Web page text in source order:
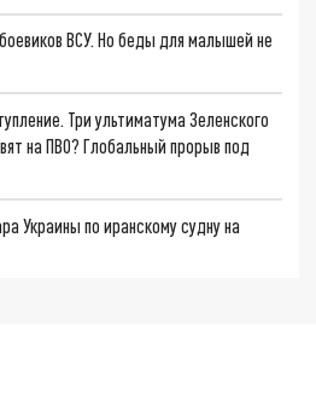
ВСУ. Но беды для малышей не
Три ультиматума Зеленского
на ПВО? Глобальный прорыв под
Украины по иранскому судну на